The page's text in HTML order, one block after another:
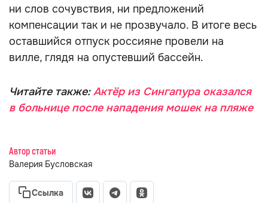
ни слов сочувствия, ни предложений
компенсации так и не прозвучало. В итоге весь
оставшийся отпуск россияне провели на
вилле, глядя на опустевший бассейн.
Читайте также:Актёр из Сингапура оказался
в больнице после нападения мошек на пляже
Автор статьи
Валерия Бусловская
Ссылка